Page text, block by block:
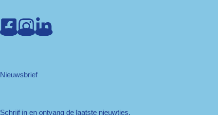
Nieuwsbrief
Schrijf in en ontvang de laatste nieuwtjes.